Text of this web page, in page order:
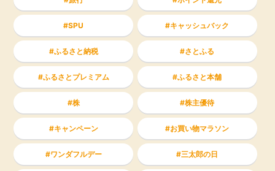
SPU キャッシュバック
ふるさと納税 さとふる
ふるさとプレミアム ふるさと本舗
株 株主優待
キャンペーン お買い物マラソン
ワンダフルデー 三太郎の日